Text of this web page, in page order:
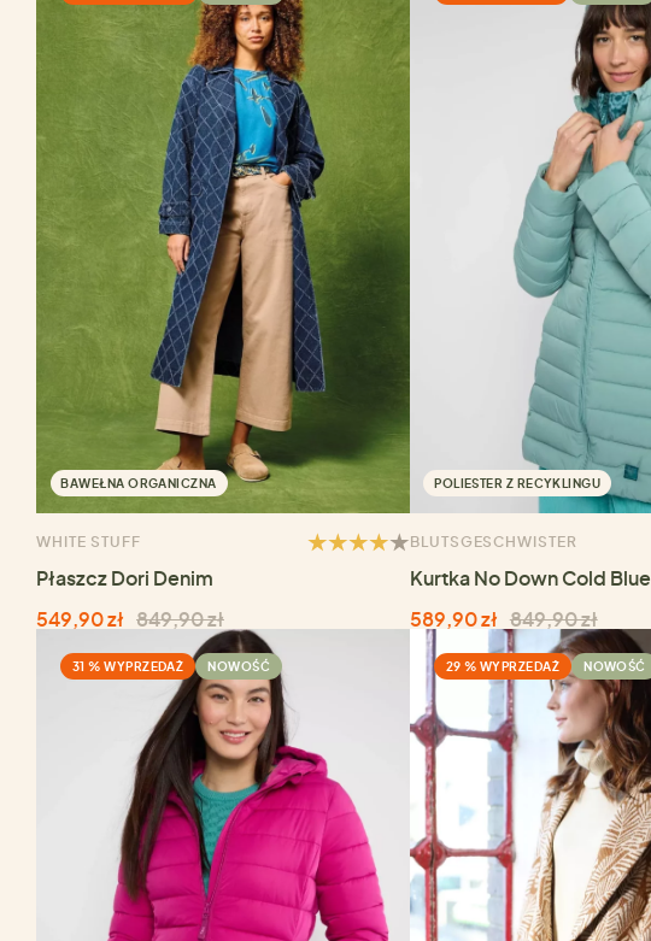
BAWEŁNA ORGANICZNA
WHITE STUFF
Płaszcz Dori Denim
549,90 zł 849,90 zł
POLIESTER Z RECYKLINGU
BLUTSGESCHWISTER
Kurtka No Down Cold Blue
589,90 zł 849,90 zł
31 % WYPRZEDAŻ NOWOŚĆ 29 % WYPRZEDAŻ NOWOŚĆ